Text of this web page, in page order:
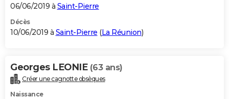
06/06/2019 à Saint-Pierre
Décès
10/06/2019 à Saint-Pierre (La Réunion)
Georges LEONIE (63 ans)
Créer une cagnotte obsèques
Naissance